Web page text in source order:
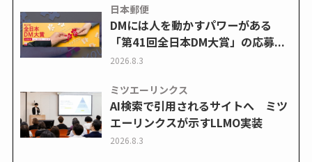
日本郵便
DMには人を動かすパワーがある
「第41回全日本DM大賞」の応募...
2026.8.3
ミツエーリンクス
AI検索で引用されるサイトへ ミツ
エーリンクスが示すLLMO実装
2026.8.3